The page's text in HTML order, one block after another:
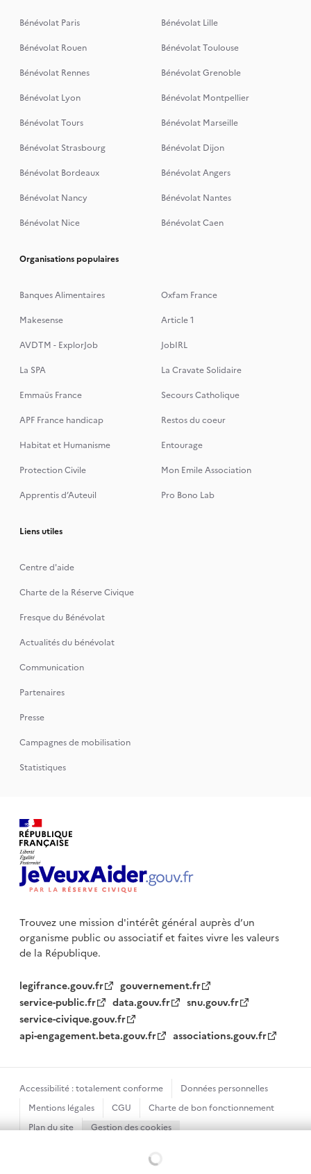
Chargement...
Bénévolat Paris
Bénévolat Lille
Bénévolat Rouen
Bénévolat Toulouse
Bénévolat Rennes
Bénévolat Grenoble
Bénévolat Lyon
Bénévolat Montpellier
Bénévolat Tours
Bénévolat Marseille
Bénévolat Strasbourg
Bénévolat Dijon
Bénévolat Bordeaux
Bénévolat Angers
Bénévolat Nancy
Bénévolat Nantes
Bénévolat Nice
Bénévolat Caen
Organisations populaires
Banques Alimentaires
Oxfam France
Makesense
Article 1
AVDTM - ExplorJob
JobIRL
La SPA
La Cravate Solidaire
Emmaüs France
Secours Catholique
APF France handicap
Restos du coeur
Habitat et Humanisme
Entourage
Protection Civile
Mon Emile Association
Apprentis d’Auteuil
Pro Bono Lab
Liens utiles
Centre d'aide
Charte de la Réserve Civique
Fresque du Bénévolat
Actualités du bénévolat
Communication
Partenaires
Presse
Campagnes de mobilisation
Statistiques
Trouvez une mission d'intérêt général auprès d’un
organisme publicou associatif et faites vivre les valeurs
de la République.
legifrance.gouv.fr
gouvernement.fr
service-public.fr
data.gouv.fr
snu.gouv.fr
service-civique.gouv.fr
api-engagement.beta.gouv.fr
associations.gouv.fr
Accessibilité : totalement conforme
Données personnelles
Mentions légales
CGU
Charte de bon fonctionnement
Plan du site
Gestion des cookies
Sauf mention contraire, tous les textes de ce site sont sous